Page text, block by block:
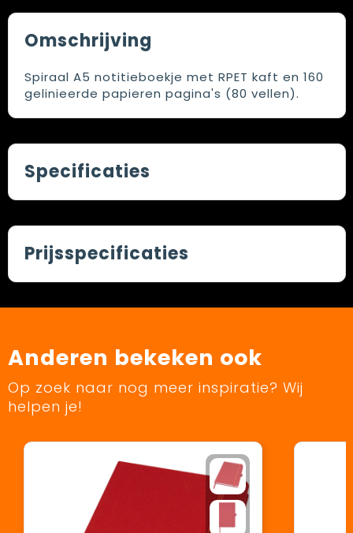
Omschrijving
Spiraal A5 notitieboekje met RPET kaft en 160
gelinieerde papieren pagina's (80 vellen).
Specificaties
Prijsspecificaties
Anderen bekeken ook
Op zoek naar nog meer inspiratie? Wij
helpen je!